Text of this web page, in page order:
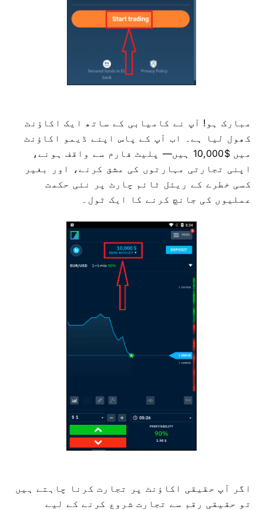
مبارک ہو! آپ نے کامیابی کے ساتھ ایک اکاؤنٹ
کھول لیا ہے۔ اب آپ کے پاس اپنے ڈیمو اکاؤنٹ
میں $10,000 ہیں— پلیٹ فارم سے واقف ہونے،
اپنی تجارتی مہارتوں کی مشق کرنے، اور بغیر
کسی خطرے کے ریئل ٹائم چارٹ پر نئی حکمت
عملیوں کی جانچ کرنے کا ایک ٹول۔
اگر آپ حقیقی اکاؤنٹ پر تجارت کرنا چاہتے ہیں
تو حقیقی رقم سے تجارت شروع کرنے کے لیے